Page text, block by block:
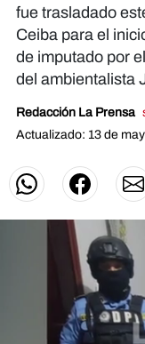
fue trasladado
Ceiba para el
de imputado por
del ambientalista
Redacción La Prensa
Actualizado: 13 de